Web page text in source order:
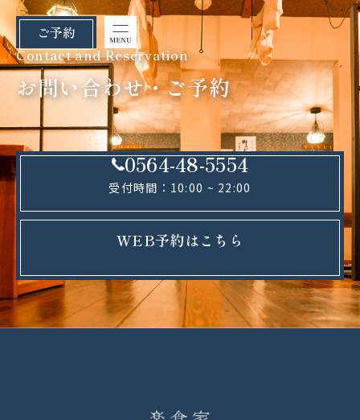
ご予約
Contact and Reservation
お問い合わせ・ご予約
0564-48-5554
受付時間：10:00 ~ 22:00
WEB予約はこちら